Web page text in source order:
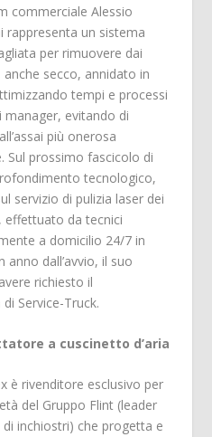
commerciale Alessio
rappresenta un sistema
per rimuovere dai
secco, annidato in
tempi e processi
evitando di
più onerosa
Sul prossimo fascicolo di
tecnologico,
servizio di pulizia laser dei
effettuato da tecnici
a domicilio 24/7 in
anno dall’avvio, il suo
richiesto il
Service-Truck.
a cuscinetto d’aria
è rivenditore esclusivo per
del Gruppo Flint (leader
inchiostri) che progetta e